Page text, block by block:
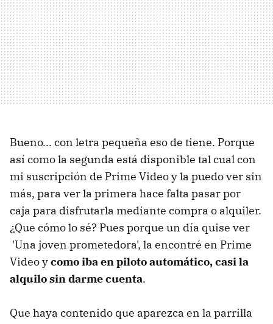
Bueno... con letra pequeña eso de tiene. Porque
así como la segunda está disponible tal cual con
mi suscripción de Prime Video y la puedo ver sin
más, para ver la primera hace falta pasar por
caja para disfrutarla mediante compra o alquiler.
¿Que cómo lo sé? Pues porque un día quise ver
'Una joven prometedora', la encontré en Prime
Video ycomo iba en piloto automático, casi la
alquilo sin darme cuenta.
Que haya contenido que aparezca en la parrilla